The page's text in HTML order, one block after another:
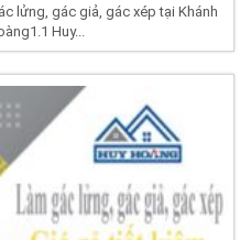
lửng, gác giả, gác xép tại Khánh
Huy...